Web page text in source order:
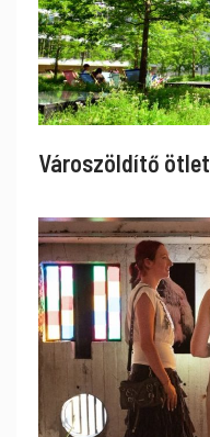
Városzöldítő